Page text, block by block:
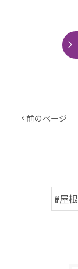
< 前のページ
#屋根